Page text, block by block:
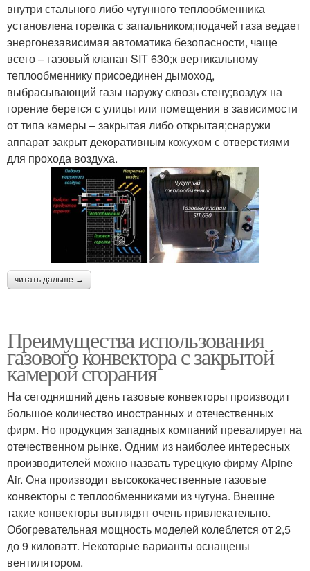
внутри стального либо чугунного теплообменника
установлена горелка с запальником;подачей газа ведает
энергонезависимая автоматика безопасности, чаще
всего – газовый клапан SIT 630;к вертикальному
теплообменнику присоединен дымоход,
выбрасывающий газы наружу сквозь стену;воздух на
горение берется с улицы или помещения в зависимости
от типа камеры – закрытая либо открытая;снаружи
аппарат закрыт декоративным кожухом с отверстиями
для прохода воздуха.
читать дальше →
Преимущества использования
газового конвектора с закрытой
камерой сгорания
На сегодняшний день газовые конвекторы производит
большое количество иностранных и отечественных
фирм. Но продукция западных компаний превалирует на
отечественном рынке. Одним из наиболее интересных
производителей можно назвать турецкую фирму Alpine
Air. Она производит высококачественные газовые
конвекторы с теплообменниками из чугуна. Внешне
такие конвекторы выглядят очень привлекательно.
Обогревательная мощность моделей колеблется от 2,5
до 9 киловатт. Некоторые варианты оснащены
вентилятором.